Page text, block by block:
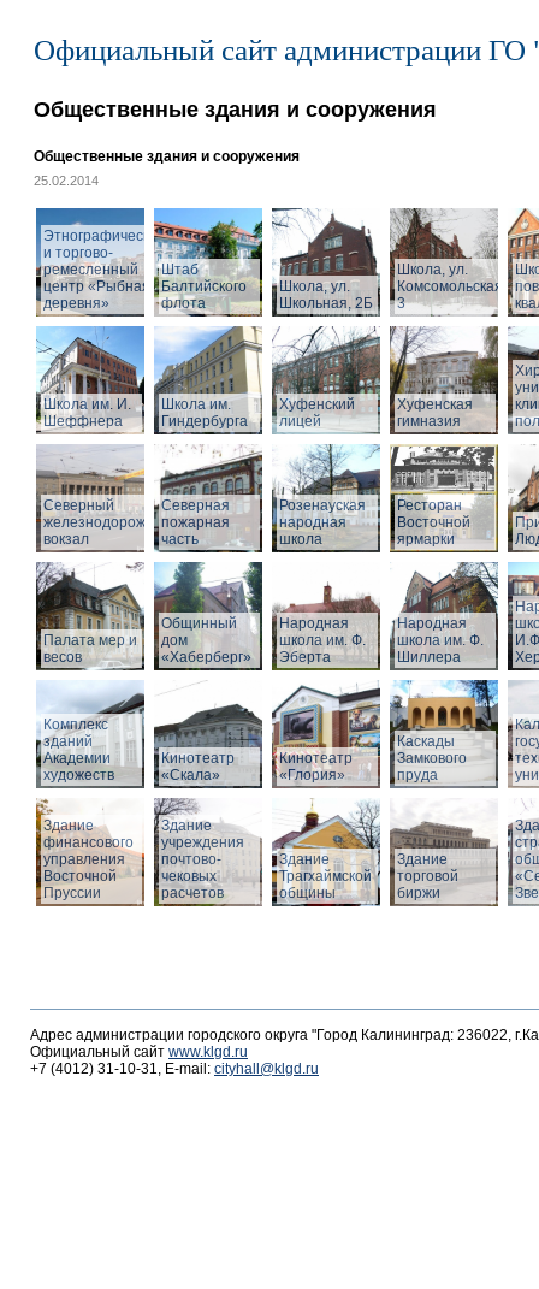
Официальный сайт администрации ГО
Общественные здания и сооружения
Общественные здания и сооружения
25.02.2014
Этнографический
и торгово-
ремесленный
центр «Рыбная
деревня»
Штаб
Балтийского
флота
Школа, ул.
Школьная, 2Б
Школа, ул.
Комсомольская,
3
Школа им. И.
Шеффнера
Школа им.
Гиндербурга
Хуфенский
лицей
Хуфенская
гимназия
Северный
железнодорожный
вокзал
Северная
пожарная
часть
Розенауская
народная
школа
Ресторан
Восточной
ярмарки
Палата мер и
весов
Общинный
дом
«Хаберберг»
Народная
школа им. Ф.
Эберта
Народная
школа им. Ф.
Шиллера
Комплекс
зданий
Академии
художеств
Кинотеатр
«Скала»
Кинотеатр
«Глория»
Каскады
Замкового
пруда
Здание
финансового
управления
Восточной
Пруссии
Здание
учреждения
почтово-
чековых
расчетов
Здание
Трагхаймской
общины
Здание
торговой
биржи
Адрес администрации городского округа "Город Калининград: 236022,
Официальный сайт www.klgd.ru
+7 (4012) 31-10-31, E-mail: cityhall@klgd.ru